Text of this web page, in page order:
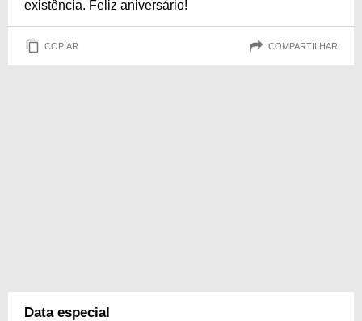
existência. Feliz aniversário!
COPIAR COMPARTILHAR
Data especial